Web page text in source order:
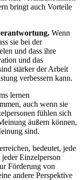
bringt auch Vorteile
Wenn
sie bei der
und dass ihre
und das
stärker der Arbeit
verbessern kann.
lernen
auch wenn sie
fühlen sich
äußern können,
sind.
bedeutet, jede
Einzelperson
Förderung von
andere Perspektive